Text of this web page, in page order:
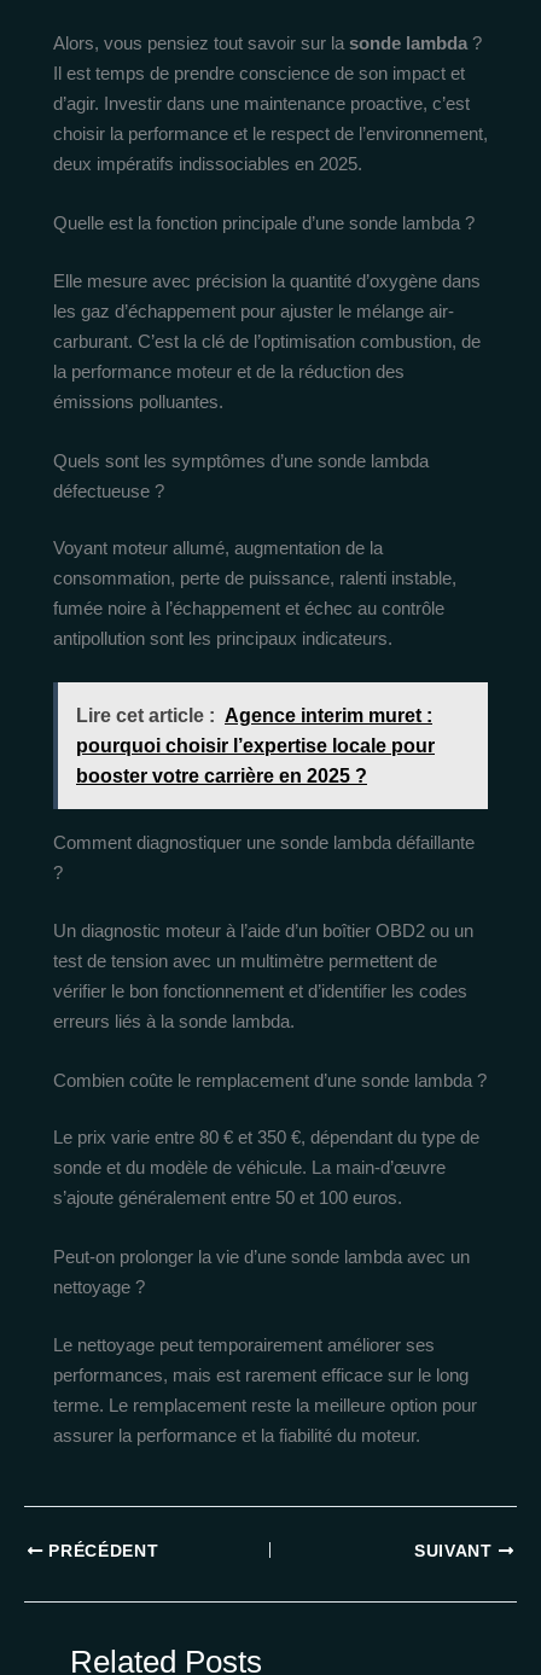
Alors, vous pensiez tout savoir sur lasonde lambda?
Il est temps de prendre conscience de son impact et
d’agir. Investir dans une maintenance proactive, c’est
choisir la performance et le respect de l’environnement,
deux impératifs indissociables en 2025.
Quelle est la fonction principale d’une sonde lambda ?
Elle mesure avec précision la quantité d’oxygène dans
les gaz d’échappement pour ajuster le mélange air-
carburant. C’est la clé de l’optimisation combustion, de
la performance moteur et de la réduction des
émissions polluantes.
Quels sont les symptômes d’une sonde lambda
défectueuse ?
Voyant moteur allumé, augmentation de la
consommation, perte de puissance, ralenti instable,
fumée noire à l’échappement et échec au contrôle
antipollution sont les principaux indicateurs.
Lire cet article : Agence interim muret :
pourquoi choisir l’expertise locale pour
booster votre carrière en 2025 ?
Comment diagnostiquer une sonde lambda défaillante
?
Un diagnostic moteur à l’aide d’un boîtier OBD2 ou un
test de tension avec un multimètre permettent de
vérifier le bon fonctionnement et d’identifier les codes
erreurs liés à la sonde lambda.
Combien coûte le remplacement d’une sonde lambda ?
Le prix varie entre 80 € et 350 €, dépendant du type de
sonde et du modèle de véhicule. La main-d’œuvre
s’ajoute généralement entre 50 et 100 euros.
Peut-on prolonger la vie d’une sonde lambda avec un
nettoyage ?
Le nettoyage peut temporairement améliorer ses
performances, mais est rarement efficace sur le long
terme. Le remplacement reste la meilleure option pour
assurer la performance et la fiabilité du moteur.
PRÉCÉDENT SUIVANT
Related Posts